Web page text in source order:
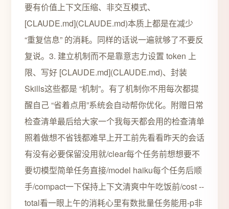
要有价值上下文压缩、非交互模式、
[CLAUDE.md](CLAUDE.md)本质上都是在减少
“重复信息” 的消耗。同样的话说一遍就够了不要反
复说。3. 建立机制而不是靠意志力设置 token 上
限、写好 [CLAUDE.md](CLAUDE.md)、封装
Skills这些都是 “机制”。有了机制你不用每次都提
醒自己 “省着点用”系统会自动帮你优化。附赠日常
检查清单最后给大家一个我每天都会用的检查清单
照着做想不省钱都难早上开工前先看看昨天的会话
有没有必要保留没用就/clear每个任务前想想要不
要切模型简单任务直接/model haiku每个任务后顺
手/compact一下保持上下文清爽中午吃饭前/cost --
total看一眼上午的消耗心里有数批量任务能用-p非